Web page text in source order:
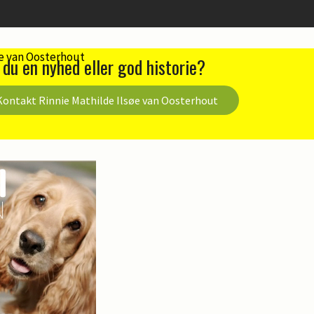
en nyhed eller god historie?
Rinnie Mathilde Ilsøe van Oosterhout